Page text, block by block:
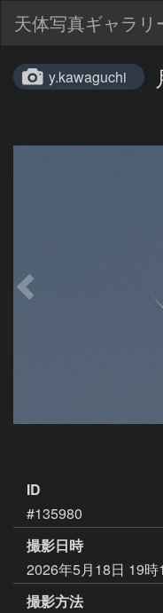
天体写真ギャラリ
y.kawaguchi
ID
#135980
撮影日時
2026年5月18日 19
撮影方法